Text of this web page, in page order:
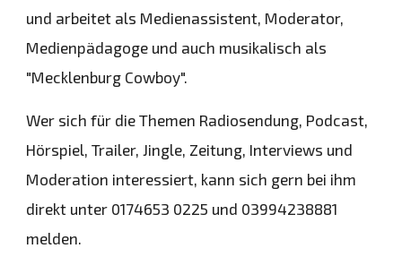
und arbeitet als Medienassistent, Moderator,
Medienpädagoge und auch musikalisch als
"Mecklenburg Cowboy".
Wer sich für die Themen Radiosendung, Podcast,
Hörspiel, Trailer, Jingle, Zeitung, Interviews und
Moderation interessiert, kann sich gern bei ihm
direkt unter 0174653 0225 und 03994238881
melden.